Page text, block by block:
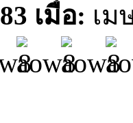
เมื่อ: เม